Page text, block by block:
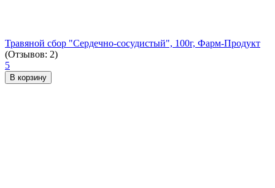
Травяной сбор "Сердечно-сосудистый", 100г, Фарм-Продукт
(Отзывов: 2)
5
В корзину